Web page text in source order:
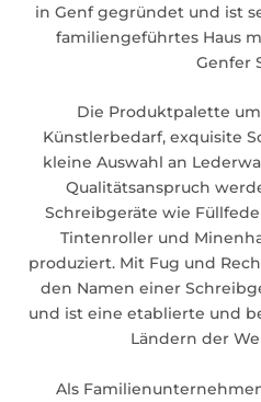
in Genf gegründet und ist
familiengeführtes Haus
Genfer
Die Produktpalette
Künstlerbedarf, exquisite
kleine Auswahl an
Qualitätsanspruch
Schreibgeräte wie
Tintenroller und
produziert. Mit Fug und
den Namen einer
und ist eine etablierte und
Ländern der
Als